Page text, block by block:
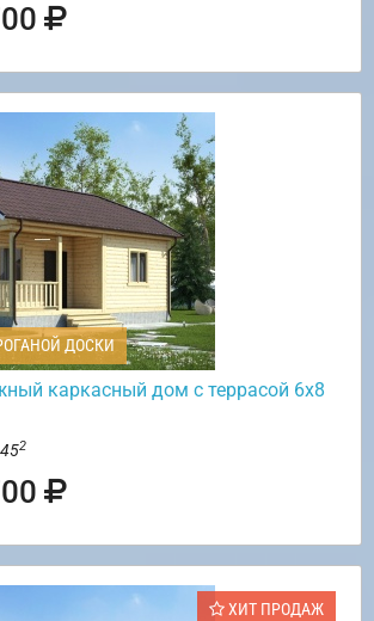
ДОСКИ
каркасный дом с террасой 6х8
2
ХИТ ПРОДАЖ